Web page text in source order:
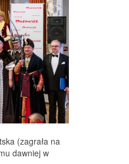
(zagrała na
dawniej w